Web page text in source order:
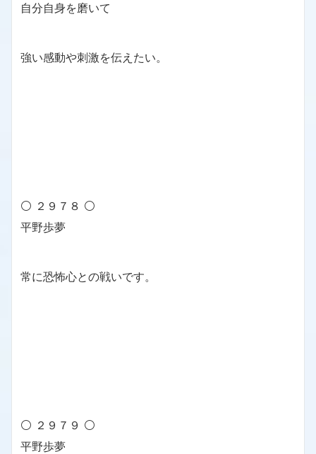
自分自身を磨いて
強い感動や刺激を伝えたい。
⚪ ２９７８ ⚪
平野歩夢
常に恐怖心との戦いです。
⚪ ２９７９ ⚪
平野歩夢